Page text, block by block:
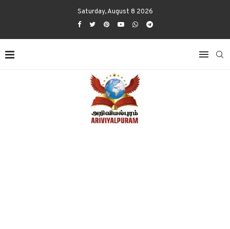
Saturday, August 8 2026